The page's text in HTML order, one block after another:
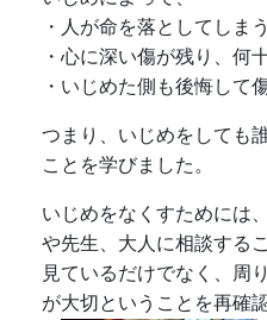
・人が命を落としてしま
・心に深い傷が残り、何
・いじめた側も後悔して
つまり、いじめをしても
ことを学びました。
いじめをなくすためには
や先生、大人に相談する
見ているだけでなく、周
が大切ということを再確